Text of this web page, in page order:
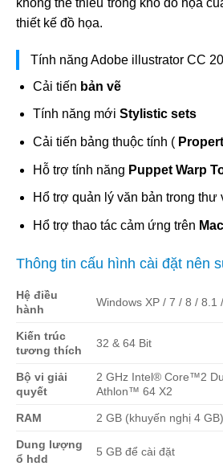
không thể thiếu trong kho đồ họa
thiết kế đồ họa.
Tính năng Adobe illustrator CC
Cải tiến bản vẽ
Tính năng mới Stylistic sets
Cải tiến bảng thuộc tính (
Hỗ trợ tính năng Puppet Warp
Hổ trợ quản lý văn bản trong thư
Hổ trợ thao tác cảm ứng trên
Thông tin cấu hình cài đặt nên
Hệ điều
hành
Windows XP / 7 / 8 / 8.1
Kiến trúc
tương thích
32 & 64 Bit
Bộ vi giải
quyết
2 GHz Intel® Core™2
Athlon™ 64 X2
RAM 2 GB (khuyến nghị 4 GB)
Dung lượng
ổ hdd
5 GB để cài đặt